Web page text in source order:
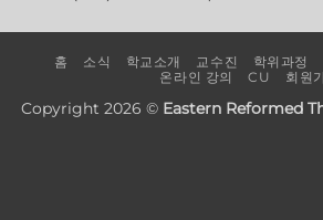
홈 소식 학교소개 교수진 학위과정
온라인 강의
CU 회원
Copyright 2026 © Eastern Reformed